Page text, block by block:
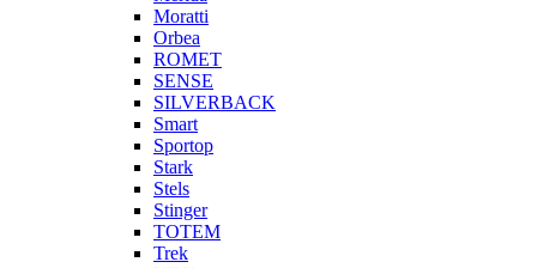
Moratti
Orbea
ROMET
SENSE
SILVERBACK
Smart
Sportop
Stark
Stels
Stinger
TOTEM
Trek